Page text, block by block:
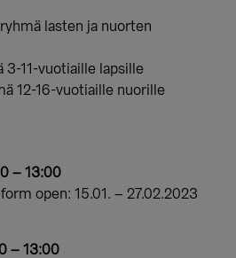
lasten ja nuorten
3-11-vuotiaille lapsille
12-16-vuotiaille nuorille
– 13:00
open: 15.01. – 27.02.2023
– 13:00